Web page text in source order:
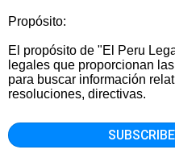
Propósito:
El propósito de "El Peru
legales que proporcionan
para buscar información
resoluciones, directivas.